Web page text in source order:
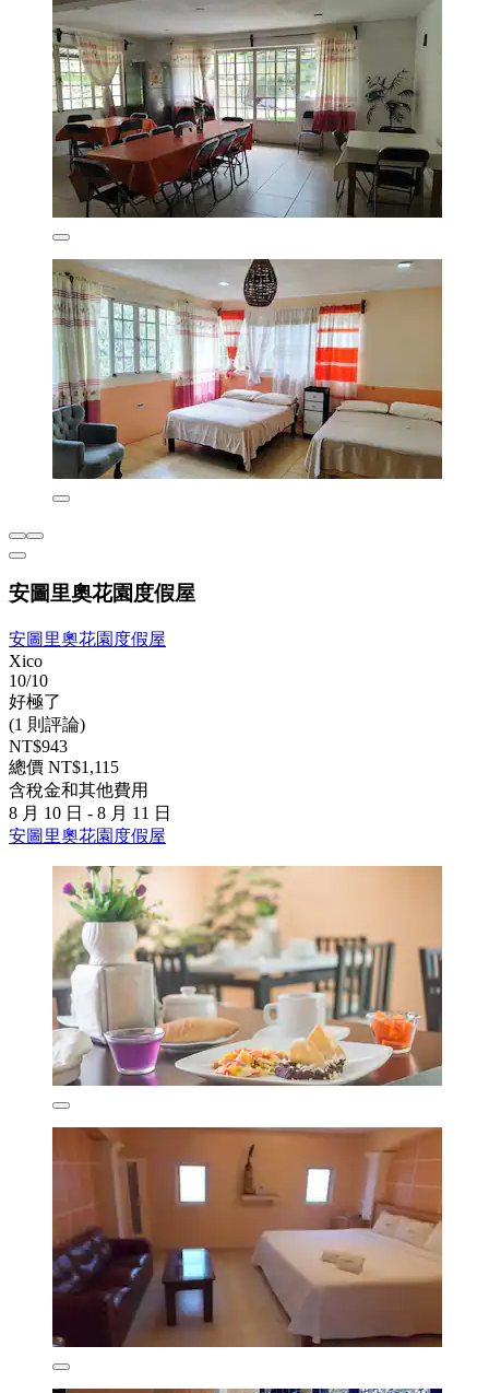
安圖里奧花園度假屋
安圖里奧花園度假屋
Xico
10/10
好極了
(1 則評論)
NT$943
總價 NT$1,115
含稅金和其他費用
8 月 10 日 - 8 月 11 日
安圖里奧花園度假屋